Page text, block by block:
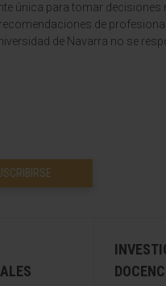
única para tomar
de
de Navarra no se